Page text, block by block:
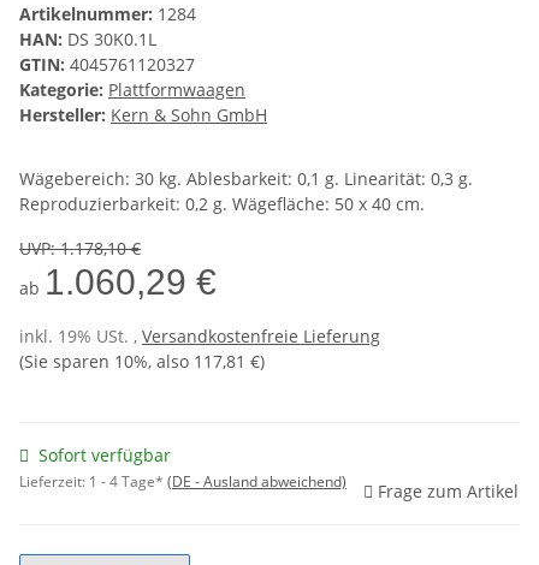
Artikelnummer: 1284
HAN: DS 30K0.1L
GTIN: 4045761120327
Kategorie: Plattformwaagen
Hersteller: Kern & Sohn GmbH
Wägebereich: 30 kg. Ablesbarkeit: 0,1 g. Linearität: 0,3 g.
Reproduzierbarkeit: 0,2 g. Wägefläche: 50 x 40 cm.
UVP:1.178,10 €
ab 1.060,29 €
inkl. 19% USt. , Versandkostenfreie Lieferung
(Sie sparen 10%, also 117,81 €)
Sofort verfügbar
Lieferzeit: 1 - 4 Tage* (DE - Ausland abweichend) Frage zum Artikel